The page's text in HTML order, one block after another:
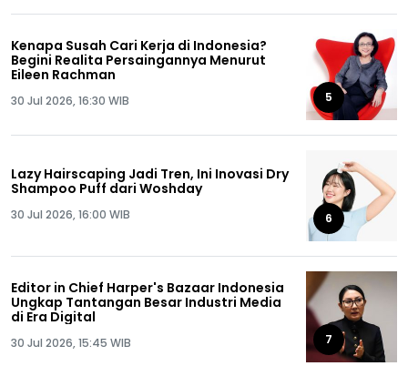
Kenapa Susah Cari Kerja di Indonesia?
Begini Realita Persaingannya Menurut
Eileen Rachman
30 Jul 2026, 16:30 WIB 5
Lazy Hairscaping Jadi Tren, Ini Inovasi Dry
Shampoo Puff dari Woshday
30 Jul 2026, 16:00 WIB 6
Editor in Chief Harper's Bazaar Indonesia
Ungkap Tantangan Besar Industri Media
di Era Digital
30 Jul 2026, 15:45 WIB 7